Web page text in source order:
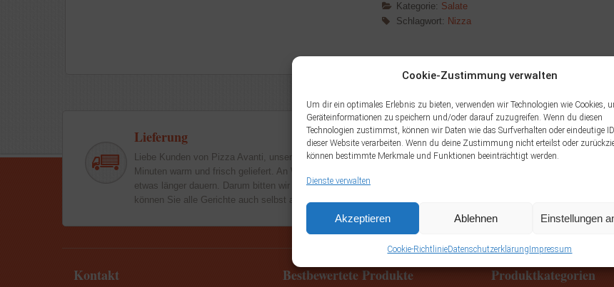
Cookie-Zustimmung verwalten
Um dir ein optimales Erlebnis zu bieten, verwenden wir Technologien wie Cookies,
Geräteinformationen zu speichern und/oder darauf zuzugreifen. Wenn du diesen
Technologien zustimmst, können wir Daten wie das Surfverhalten oder eindeutige
dieser Website verarbeiten. Wenn du deine Zustimmung nicht erteilst oder
können bestimmte Merkmale und Funktionen beeinträchtigt werden.
Dienste verwalten
Akzeptieren Ablehnen Einstellungen
Cookie-RichtlinieDatenschutzerklärung Impressum
Kategorie: Salate
Schlagwort: Nizza
Lieferung
Liebe Kunden von Pizza Avanti, unsere Gerichte werden zwischen 30 und 45
Minuten warm und frisch geliefert. An Wochenenden und Feiertagen könnte es
etwas länger dauern. Darum bitten wir um Ihr Verständnis. Selbstverständlich
können Sie alle Gerichte auch selbst abholen.
Zahlung
Zahlen Sie
Kontakt Bestbewertete Produkte Produktkategorien